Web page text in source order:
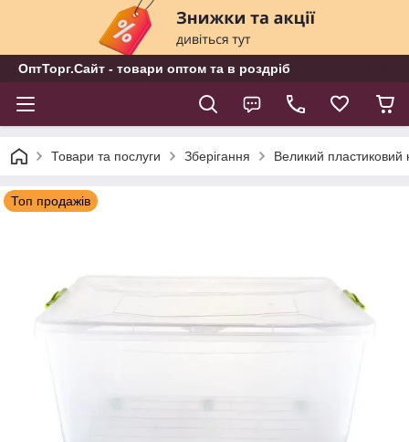
ОптТорг.Сайт - товари оптом та в роздріб
Товари та послуги Зберігання Великий пластиковий
Топ продажів